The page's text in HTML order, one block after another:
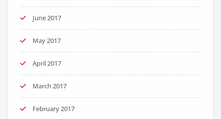
June 2017
May 2017
April 2017
March 2017
February 2017